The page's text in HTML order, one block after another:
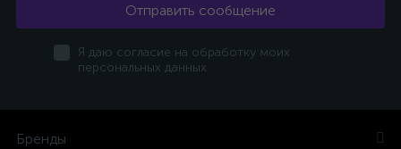
Отправить сообщение
Я даю согласие на обработку моих
персональных данных
Бренды